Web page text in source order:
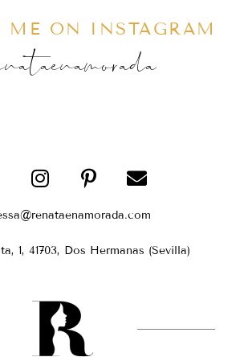
ME ON INSTAGRAM
1, 41703, Dos Hermanas (Sevilla)